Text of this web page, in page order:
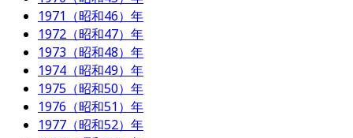
1971（昭和46）年
1972（昭和47）年
1973（昭和48）年
1974（昭和49）年
1975（昭和50）年
1976（昭和51）年
1977（昭和52）年